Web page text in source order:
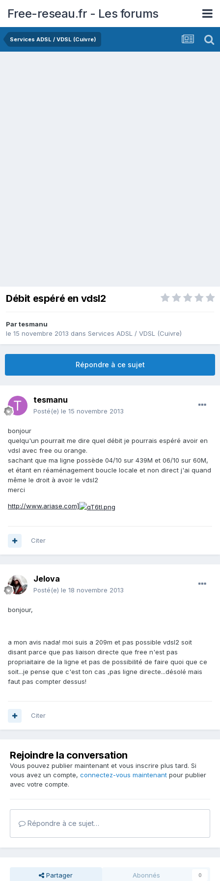
Free-reseau.fr - Les forums
Services ADSL / VDSL (Cuivre)
Débit espéré en vdsl2
Partesmanu
le 15 novembre 2013 dans Services ADSL / VDSL (Cuivre)
Répondre à ce sujet
tesmanu
Posté(e) le 15 novembre 2013
bonjour
quelqu'un pourrait me dire quel débit je pourrais espéré avoir en
vdsl avec free ou orange.
sachant que ma ligne possède 04/10 sur 439M et 06/10 sur 60M,
et étant en réaménagement boucle locale et non direct j'ai quand
même le droit à avoir le vdsl2
merci
http://www.ariase.com]
Citer
Jelova
Posté(e) le 18 novembre 2013
bonjour,
a mon avis nada! moi suis a 209m et pas possible vdsl2 soit
disant parce que pas liaison directe que free n'est pas
propriaitaire de la ligne et pas de possibilité de faire quoi que ce
soit...je pense que c'est ton cas ,pas ligne directe...désolé mais
faut pas compter dessus!
Citer
Rejoindre la conversation
Vous pouvez publier maintenant et vous inscrire plus tard. Si
vous avez un compte, connectez-vous maintenant pour publier
avec votre compte.
Répondre à ce sujet…
Partager Abonnés 0